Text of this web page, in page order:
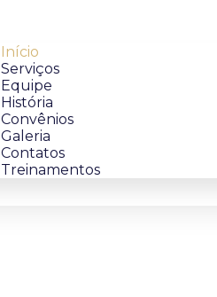
Início
Serviços
Equipe
História
Convênios
Galeria
Contatos
Treinamentos